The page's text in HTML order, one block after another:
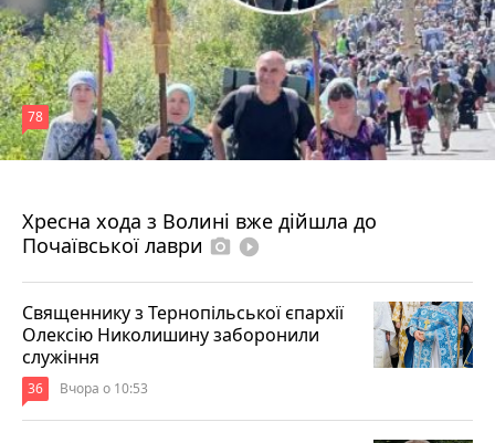
Хресна хода з Волині вже дійшла до
Почаївської лаври photo_camera play_circle_filled
78
Священнику з Тернопільської єпархії
Олексію Николишину заборонили
служіння
36 Вчора о 10:53